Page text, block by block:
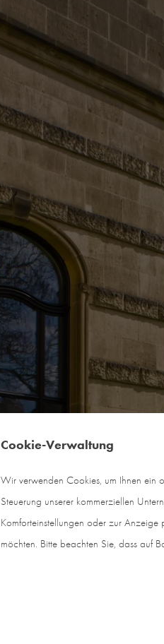
Cookie-Verwaltung
Wir verwenden Cookies, um Ihnen ein
Steuerung unserer kommerziellen
Komforteinstellungen oder zur Anzeige
möchten. Bitte beachten Sie, dass auf